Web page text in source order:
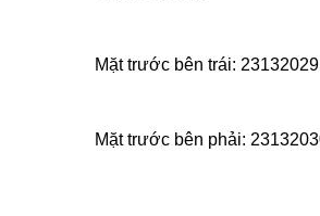
Mặt trước bên trái:
Mặt trước bên phải: